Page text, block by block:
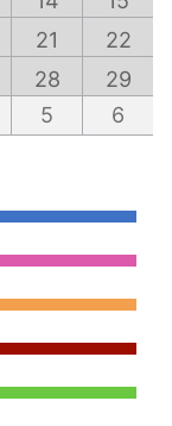
21
22
28
29
5 6